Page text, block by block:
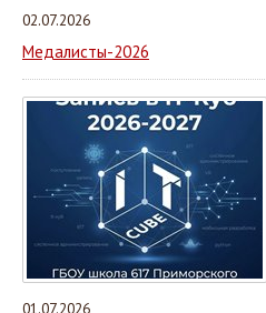
02.07.2026
Медалисты-2026
01.07.2026